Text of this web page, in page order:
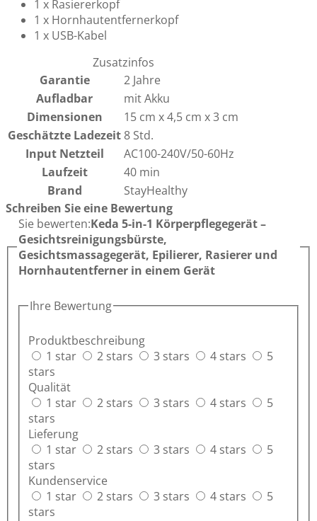
1 x Rasiererkopf
1 x Hornhautentfernerkopf
1 x USB-Kabel
Zusatzinfos
Garantie
2 Jahre
Aufladbar
mit Akku
Dimensionen
15 cm x 4,5 cm x 3 cm
Geschätzte Ladezeit 8 Std.
Input Netzteil
AC100-240V/50-60Hz
Laufzeit
40 min
Brand
StayHealthy
Schreiben Sie eine Bewertung
Sie bewerten:Keda 5-in-1 Körperpflegegerät –
Gesichtsreinigungsbürste,
Gesichtsmassagegerät, Epilierer, Rasierer und
Hornhautentferner in einem Gerät
Ihre Bewertung
Produktbeschreibung
1 star
2 stars 3 stars 4 stars
5
stars
Qualität
1 star
2 stars 3 stars 4 stars
5
stars
Lieferung
1 star
2 stars 3 stars 4 stars
5
stars
Kundenservice
1 star
2 stars 3 stars 4 stars
5
stars